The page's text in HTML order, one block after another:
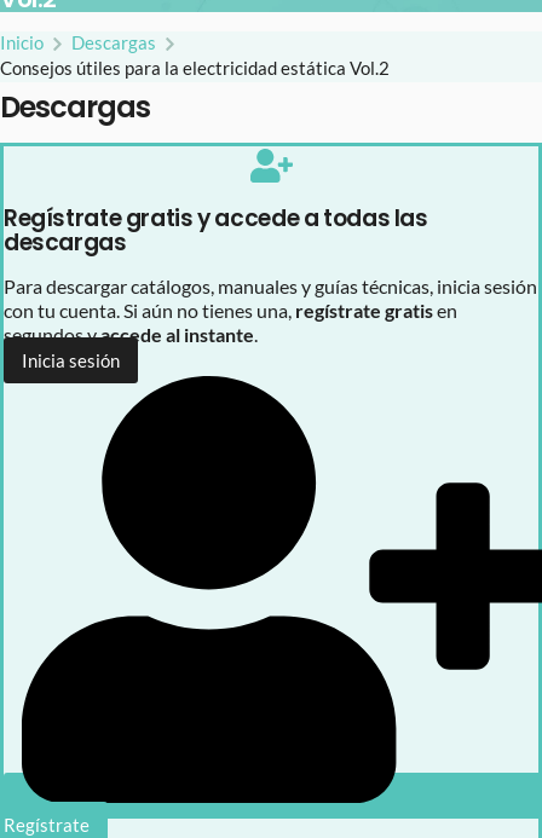
Inicio
Descargas
Consejos útiles para la electricidad estática Vol.2
Descargas
Regístrate gratis y accede a todas las
descargas
Para descargar catálogos, manuales y guías técnicas, inicia sesión
con tu cuenta. Si aún no tienes una, regístrate gratisen
segundos yaccede al instante.
Inicia sesión
Regístrate